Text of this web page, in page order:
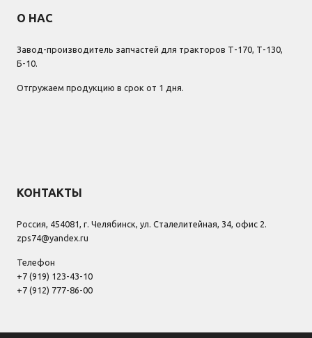
О НАС
Завод-производитель запчастей для тракторов Т-170, Т-130,
Б-10.
Отгружаем продукцию в срок от 1 дня.
КОНТАКТЫ
Россия, 454081, г. Челябинск, ул. Сталелитейная, 34, офис 2.
zps74@yandex.ru
Телефон
+7 (919) 123-43-10
+7 (912) 777-86-00